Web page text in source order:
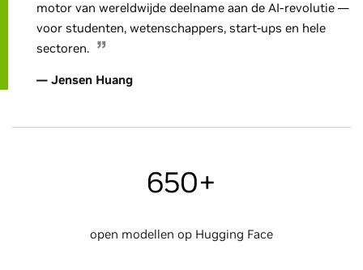
motor van wereldwijde deelname aan de AI-revolutie —
voor studenten, wetenschappers, start-ups en hele
sectoren.
— Jensen Huang
650+
open modellen op Hugging Face